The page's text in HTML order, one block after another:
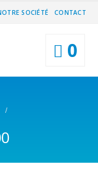
SOCIÉTÉ CONTACT
0